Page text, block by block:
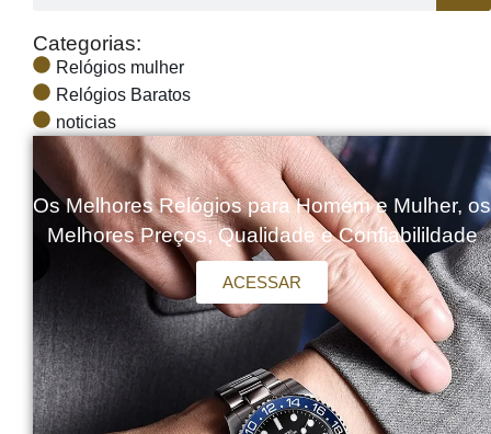
Categorias:
Relógios mulher
Relógios Baratos
noticias
Os Melhores Relógios para Homem e Mulher, os
Melhores Preços, Qualidade e Confiabilildade
ACESSAR